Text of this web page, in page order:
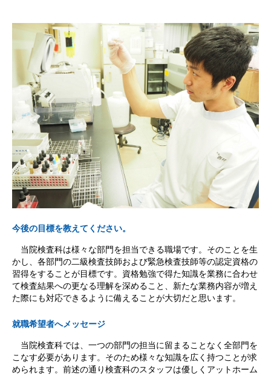
今後の目標を教えてください。
当院検査科は様々な部門を担当できる職場です。そのことを生
かし、各部門の二級検査技師および緊急検査技師等の認定資格の
習得をすることが目標です。資格勉強で得た知識を業務に合わせ
て検査結果への更なる理解を深めること、新たな業務内容が増え
た際にも対応できるように備えることが大切だと思います。
就職希望者へメッセージ
当院検査科では、一つの部門の担当に留まることなく全部門を
こなす必要があります。そのため様々な知識を広く持つことが求
められます。前述の通り検査科のスタッフは優しくアットホーム